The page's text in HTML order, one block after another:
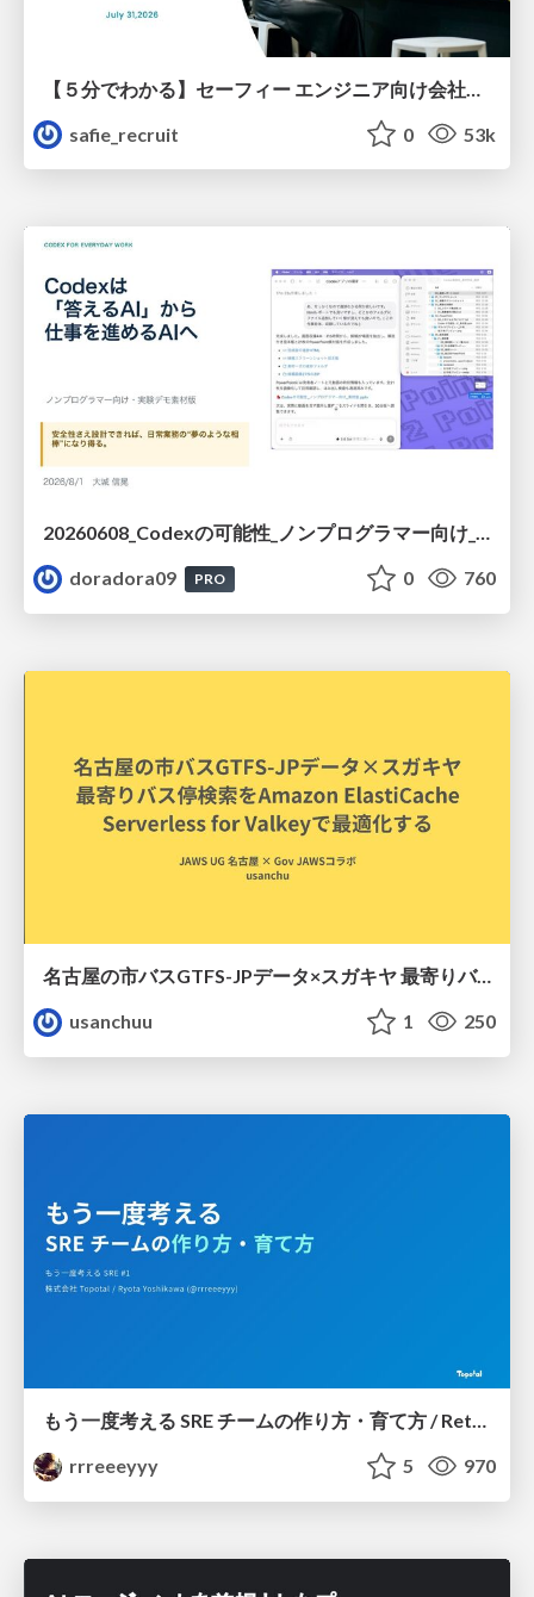
safie_recruit
0 53k
20260608_Codexの可能性_ノンプログラマー向け_大城追記
doradora09
PRO 0 760
名古屋の市バスGTFS-JPデータ×スガキヤ 最寄りバス停検索をAmazon ElastiCache Serverless for Valkeyで最適化する
usanchuu
1 250
rrreeeyyy
5 970